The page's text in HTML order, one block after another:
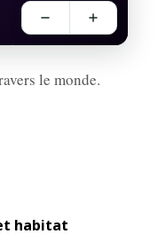
le monde.
habitat